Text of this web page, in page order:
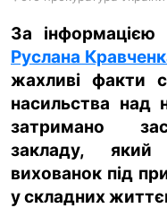
За інформацією
Руслана
жахливі факти
насильства над
затримано
закладу,
вихованок під
у складних